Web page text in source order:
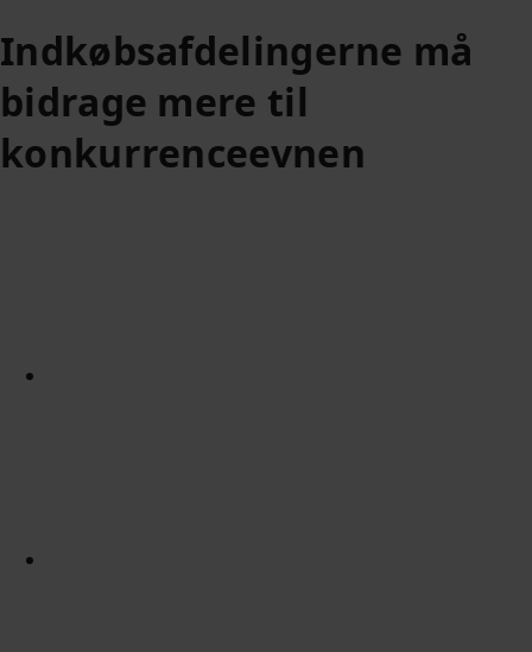
Indkøbsafdelingerne må
bidrage mere til
konkurrenceevnen